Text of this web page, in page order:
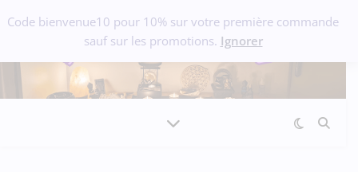
Code bienvenue10 pour 10% sur votre première commande
sauf sur les promotions. Ignorer